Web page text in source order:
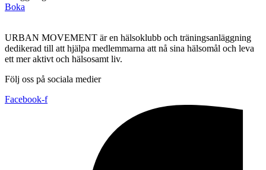
Boka
URBAN MOVEMENT är en hälsoklubb och träningsanläggning
dedikerad till att hjälpa medlemmarna att nå sina hälsomål och leva
ett mer aktivt och hälsosamt liv.
Följ oss på sociala medier
Facebook-f